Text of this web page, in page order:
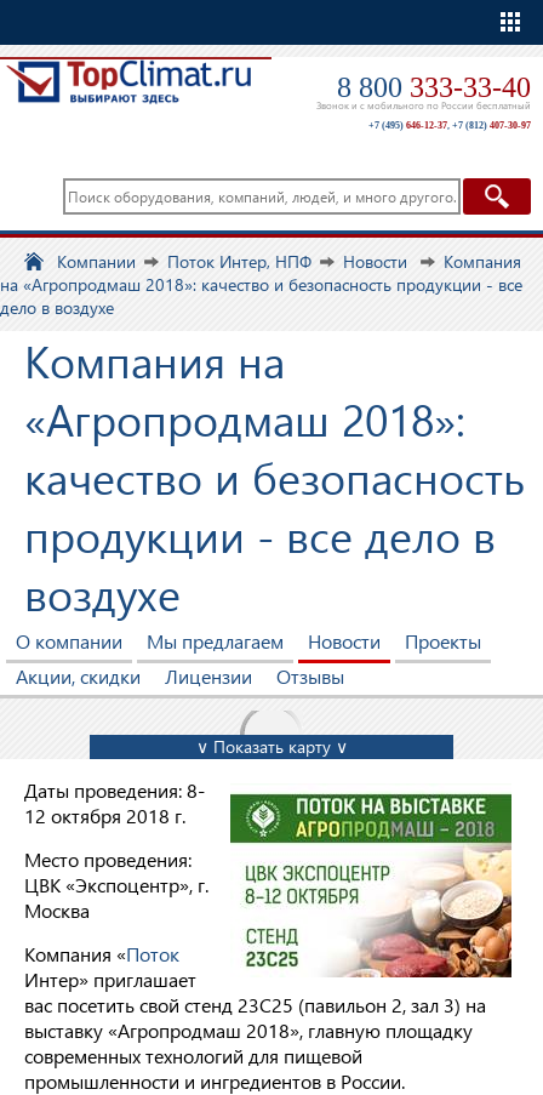
8 800 333-33-40
Звонок и с мобильного по России бесплатный
+7 (495) 646-12-37, +7 (812) 407-30-97
Компании Поток Интер, НПФ Новости
Компания
на «Агропродмаш 2018»: качество и безопасность продукции - все
дело в воздухе
Компания на
«Агропродмаш 2018»:
качество и безопасность
продукции - все дело в
воздухе
О компании Мы предлагаем Новости
Проекты
Акции, скидки
Лицензии Отзывы
∨ Показать карту ∨
Даты проведения: 8-
12 октября 2018 г.
Место проведения:
ЦВК «Экспоцентр», г.
Москва
Компания «Поток
Интер» приглашает
вас посетить свой стенд 23C25 (павильон 2, зал 3) на
выставку «Агропродмаш 2018», главную площадку
современных технологий для пищевой
промышленности и ингредиентов в России.